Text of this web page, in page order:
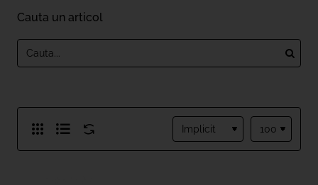
Cauta un articol